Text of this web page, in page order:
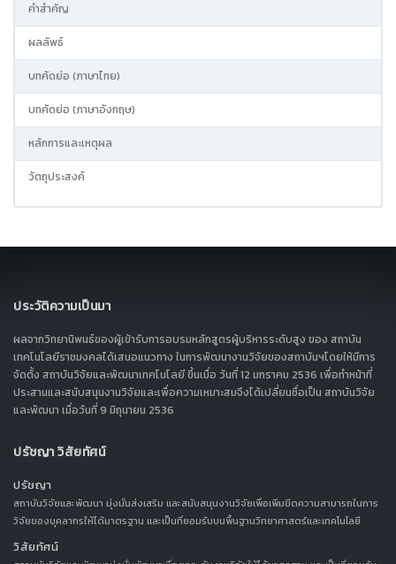
คำสำคัญ
ผลลัพธ์
บทคัดย่อ (ภาษาไทย)
บทคัดย่อ (ภาษาอังกฤษ)
หลักการและเหตุผล
วัตถุประสงค์
ประวัติความเป็นมา
ผลจากวิทยานิพนธ์ของผู้เข้ารับการอบรมหลักสูตรผู้บริหารระดับสูง ของ สถาบัน
เทคโนโลยีราชมงคลได้เสนอแนวทาง ในการพัฒนางานวิจัยของสถาบันฯโดยให้มีการ
จัดตั้ง สถาบันวิจัยและพัฒนาเทคโนโลยี ขึ้นเมื่อ วันที่ 12 มกราคม 2536 เพื่อทำหน้าที่
ประสานและสนับสนุนงานวิจัยและเพื่อความเหมาะสมจึงได้เปลี่ยนชื่อเป็น สถาบันวิจัย
และพัฒนา เมื่อวันที่ 9 มิถุนายน 2536
ปรัชญา วิสัยทัศน์
ปรัชญา
สถาบันวิจัยและพัฒนา มุ่งมั่นส่งเสริม และสนับสนุนงานวิจัยเพื่อเพิ่มขีดความสามารถในการ
วิจัยของบุคลากรให้ได้มาตรฐาน และเป็นที่ยอมรับบนพื้นฐานวิทยาศาสตร์และเทคโนโลยี
วิสัยทัศน์